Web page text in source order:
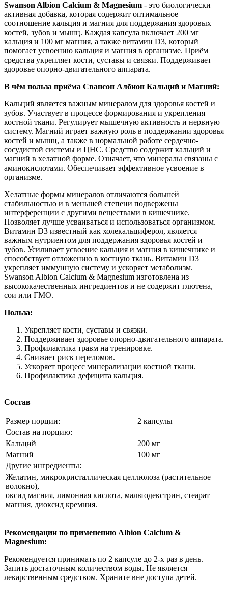
Swanson Albion Calcium & Magnesium - это биологически
активная добавка, которая содержит оптимальное
соотношение кальция и магния для поддержания здоровых
костей, зубов и мышц. Каждая капсула включает 200 мг
кальция и 100 мг магния, а также витамин D3, который
помогает усвоению кальция и магния в организме. Приём
средства укрепляет кости, суставы и связки. Поддерживает
здоровье опорно-двигательного аппарата.
В чём польза приёма Свансон Албион Кальций и Магний:
Кальций является важным минералом для здоровья костей и
зубов. Участвует в процессе формирования и укрепления
костной ткани. Регулирует мышечную активность и нервную
систему. Магний играет важную роль в поддержании здоровья
костей и мышц, а также в нормальной работе сердечно-
сосудистой системы и ЦНС. Средство содержит кальций и
магний в хелатной форме. Означает, что минералы связаны с
аминокислотами. Обеспечивает эффективное усвоение в
организме.
Хелатные формы минералов отличаются большей
стабильностью и в меньшей степени подвержены
интерференции с другими веществами в кишечнике.
Позволяет лучше усваиваться и использоваться организмом.
Витамин D3 известный как холекальциферол, является
важным нутриентом для поддержания здоровья костей и
зубов. Усиливает усвоение кальция и магния в кишечнике и
способствует отложению в костную ткань. Витамин D3
укрепляет иммунную систему и ускоряет метаболизм.
Swanson Albion Calcium & Magnesium изготовлена из
высококачественных ингредиентов и не содержит глютена,
сои или ГМО.
Польза:
Укрепляет кости, суставы и связки.
Поддерживает здоровье опорно-двигательного аппарата.
Профилактика травм на тренировке.
Снижает риск переломов.
Ускоряет процесс минерализации костной ткани.
Профилактика дефицита кальция.
Состав
Размер порции:
2 капсулы
Состав на порцию:
Кальций
200 мг
Магний
100 мг
Другие ингредиенты:
Желатин, микрокристаллическая целлюлоза (растительное
волокно),
оксид магния, лимонная кислота, мальтодекстрин, стеарат
магния, диоксид кремния.
Рекомендации по применению Albion Calcium &
Magnesium:
Рекомендуется принимать по 2 капсуле до 2-х раз в день.
Запить достаточным количеством воды. Не является
лекарственным средством. Храните вне доступа детей.